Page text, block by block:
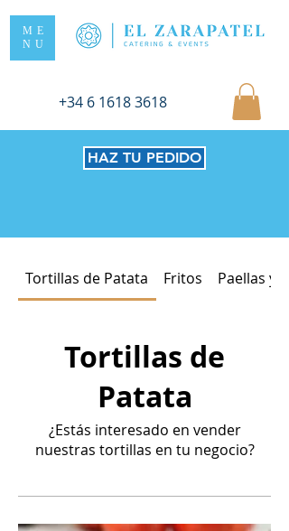
ME
NU
+34 6 1618 3618
HAZ TU PEDIDO
Tortillas de Patata Fritos Paellas y
Tortillas de
Patata
¿Estás interesado en vender
nuestras tortillas en tu negocio?